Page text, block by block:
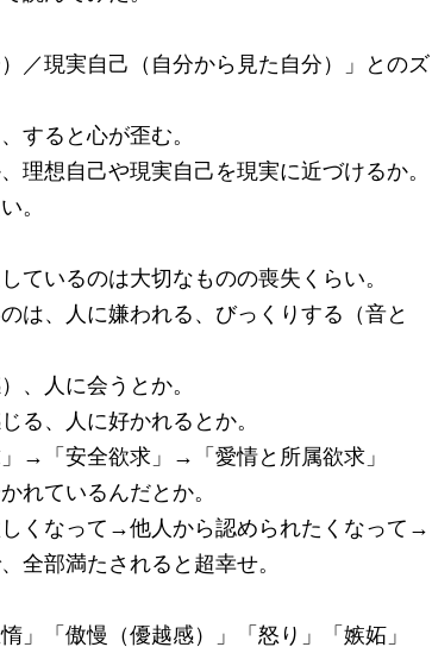
／現実自己（自分から見た自分）」とのズ
すると心が歪む。
理想自己や現実自己を現実に近づけるか。
。
ているのは大切なものの喪失くらい。
は、人に嫌われる、びっくりする（音と
、人に会うとか。
る、人に好かれるとか。
→「安全欲求」→「愛情と所属欲求」
ているんだとか。
くなって→他人から認められたくなって→
全部満たされると超幸せ。
」「傲慢（優越感）」「怒り」「嫉妬」